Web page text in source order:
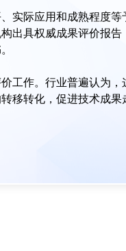
实际应用和成熟程度等
出具权威成果评价报告
工作。行业普遍认为，
移转化，促进技术成果